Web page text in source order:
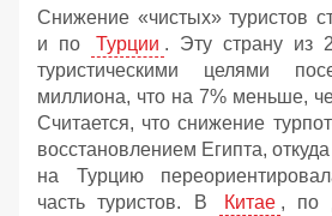
Снижение «чистых» туристов
и по
Турции . Эту страну из
туристическими целями
миллиона, что на 7% меньше,
Считается, что снижение
восстановлением Египта,
на Турцию
часть туристов. В
Китае , по